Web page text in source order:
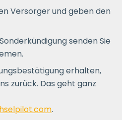
Versorger und geben den
senden Sie
erhalten,
zurück. Das geht ganz
.